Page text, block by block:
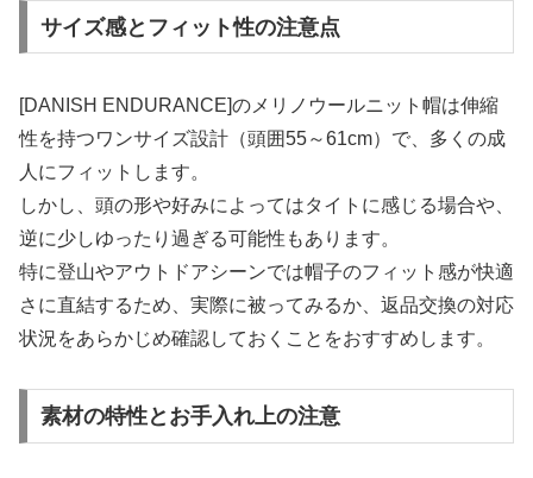
サイズ感とフィット性の注意点
[DANISH ENDURANCE]のメリノウールニット帽は伸縮
性を持つワンサイズ設計（頭囲55～61cm）で、多くの成
人にフィットします。
しかし、頭の形や好みによってはタイトに感じる場合や、
逆に少しゆったり過ぎる可能性もあります。
特に登山やアウトドアシーンでは帽子のフィット感が快適
さに直結するため、実際に被ってみるか、返品交換の対応
状況をあらかじめ確認しておくことをおすすめします。
素材の特性とお手入れ上の注意